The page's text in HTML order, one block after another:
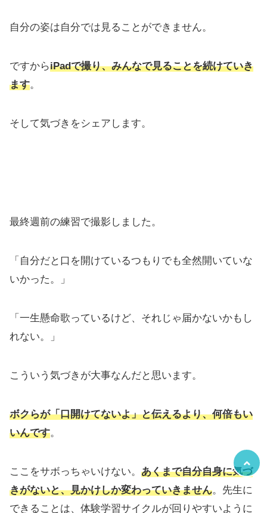
自分の姿は自分では見ることができません。
ですからiPadで撮り、みんなで見ることを続けていき
ます。
そして気づきをシェアします。
最終週前の練習で撮影しました。
「自分だと口を開けているつもりでも全然開いていな
いかった。」
「一生懸命歌っているけど、それじゃ届かないかもし
れない。」
こういう気づきが大事なんだと思います。
ボクらが「口開けてないよ」と伝えるより、何倍もい
いんです。
ここをサボっちゃいけない。 あくまで自分自身に気づ
きがないと、見かけしか変わっていきません。先生に
できることは、体験学習サイクルが回りやすいように